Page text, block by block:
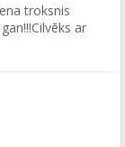
troksnis
ar